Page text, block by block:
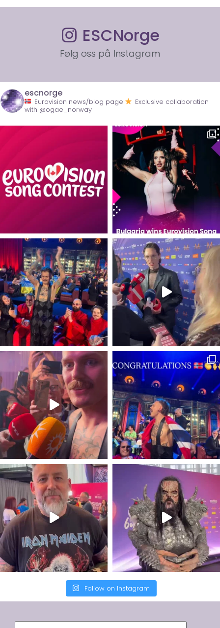
ESCNorge
Følg oss på Instagram
escnorge
Eurovision news/blog page
Exclusive collaboration
with @ogae_norway
Follow on Instagram